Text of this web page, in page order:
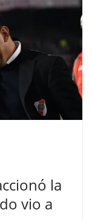
la
vio a